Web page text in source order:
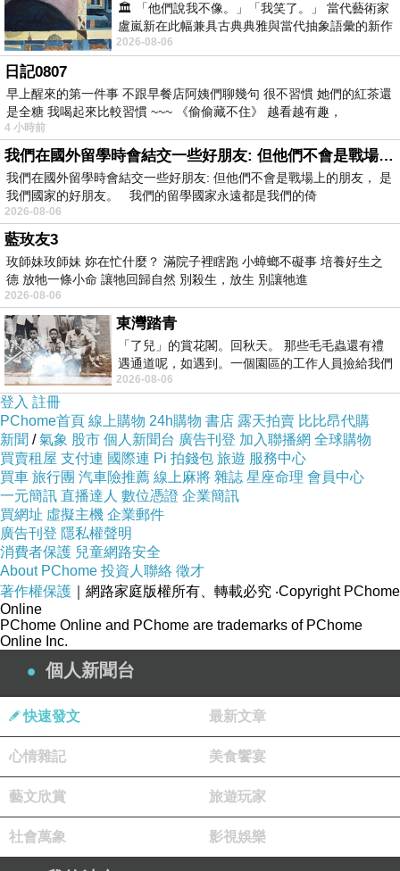
這讓我想到
自己啄琢磨磨這麼久
得到的只是失望
丹尼婊姐第一個提到的人
說前妻或前女友帶給他心裡陰影讓他不敢踏入感情
轉身就跟其他女人曖昧或是娶其他女人
有一個我前陣子刪除他臉書好友
對
其實我之前就刪過了
但他又私訊說要加好友
但加了又沒有任何互動是在莊孝維
好險
我已經對他沒有任何感情
就當清理廢棄物
掰掰
還有講到第二類型
我就想到剛來台北上班遇到一個超帥的國標舞伴叫葉繼輝
< ps. 我打真名的時候竟然隔天 Google 就搜到
嚇死
趕快改名字 >
也是搞曖昧
好像要追求妳
甚至追到我摩托車旁邊說想要認識我
結果呢
莫名其妙搞消失
手機怎麼打都不接
那時候我終於知道人間蒸發這四個字怎麼唸
最後一次我看到他的時候
時隔20幾年後
我又遇到同樣的事情發生在我身上
🏛️ 「他們說我不像。」「我笑了。」 當代藝術家
盧嵐新在此幅兼具古典典雅與當代抽象語彙的新作
中，以沈靜的藍色空間為背景，描繪了
2026-08-06
日記0807
早上醒來的第一件事 不跟早餐店阿姨們聊幾句 很不習慣 她們的紅茶還
是全糖 我喝起來比較習慣 ~~~ 《偷偷藏不住》 越看越有趣，
4 小時前
我們在國外留學時會結交一些好朋友: 但他們不會是戰場上的朋友
我們在國外留學時會結交一些好朋友: 但他們不會是戰場上的朋友， 是
我們國家的好朋友。 我們的留學國家永遠都是我們的倚
2026-08-06
藍玫友3
玫師妹玫師妹 妳在忙什麼？ 滿院子裡瞎跑 小蟑螂不礙事 培養好生之
德 放牠一條小命 讓牠回歸自然 別殺生，放生 別讓牠進
2026-08-06
東灣踏青
「了兒」的賞花閣。回秋天。 那些毛毛蟲還有禮
遇通道呢，如遇到。一個園區的工作人員撿給我們
細賞。
2026-08-06
登入 註冊
PChome首頁 線上購物 24h購物 書店 露天拍賣 比比昂代購
新聞 /氣象 股市 個人新聞台 廣告刊登 加入聯播網 全球購物
買賣租屋 支付連 國際連 Pi 拍錢包 旅遊 服務中心
買車 旅行團 汽車險推薦 線上麻將 雜誌 星座命理 會員中心
一元簡訊 直播達人 數位憑證 企業簡訊
買網址 虛擬主機 企業郵件
廣告刊登 隱私權聲明
消費者保護 兒童網路安全
About PChome 投資人聯絡 徵才
著作權保護 ｜網路家庭版權所有、轉載必究 ‧Copyright PChome
Online
PChome Online and PChome are trademarks of PChome
Online Inc.
個人新聞台
快速發文 最新文章
心情雜記 美食饗宴
藝文欣賞 旅遊玩家
社會萬象 影視娛樂